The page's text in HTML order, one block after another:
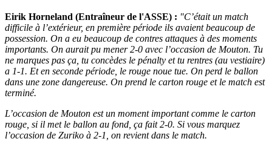
Eirik Horneland (Entraîneur de l'ASSE) : "C’était un match
difficile à l’extérieur, en première période ils avaient beaucoup de
possession. On a eu beaucoup de contres attaques à des moments
importants. On aurait pu mener 2-0 avec l’occasion de Mouton. Tu
ne marques pas ça, tu concèdes le pénalty et tu rentres (au vestiaire)
a 1-1. Et en seconde période, le rouge noue tue. On perd le ballon
dans une zone dangereuse. On prend le carton rouge et le match est
terminé.
L’occasion de Mouton est un moment important comme le carton
rouge, si il met le ballon au fond, ça fait 2-0. Si vous marquez
l’occasion de Zuriko à 2-1, on revient dans le match.